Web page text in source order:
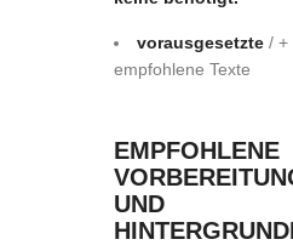
vorausgesetzte / +
empfohlene Texte
EMPFOHLENE
UND